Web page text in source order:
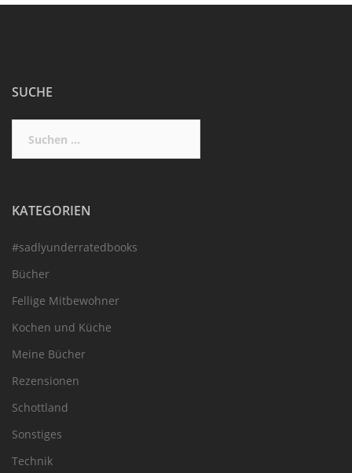
SUCHE
nach:
KATEGORIEN
#sadlyunderratedbooks
Bücher
Fellige Mitbewohner
Kochen und Küche
Meine Bücher
Rezensionen
Schottland
Sonstiges
Technik